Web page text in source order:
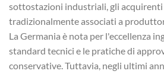
sottostazioni industriali, gli acquirenti
tradizionalmente associati a
La Germania è nota per l'eccellenza
standard tecnici e le pratiche di
conservative. Tuttavia, negli ultimi